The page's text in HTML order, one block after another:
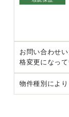
お問い合わせ
格変更になって
物件種別によ